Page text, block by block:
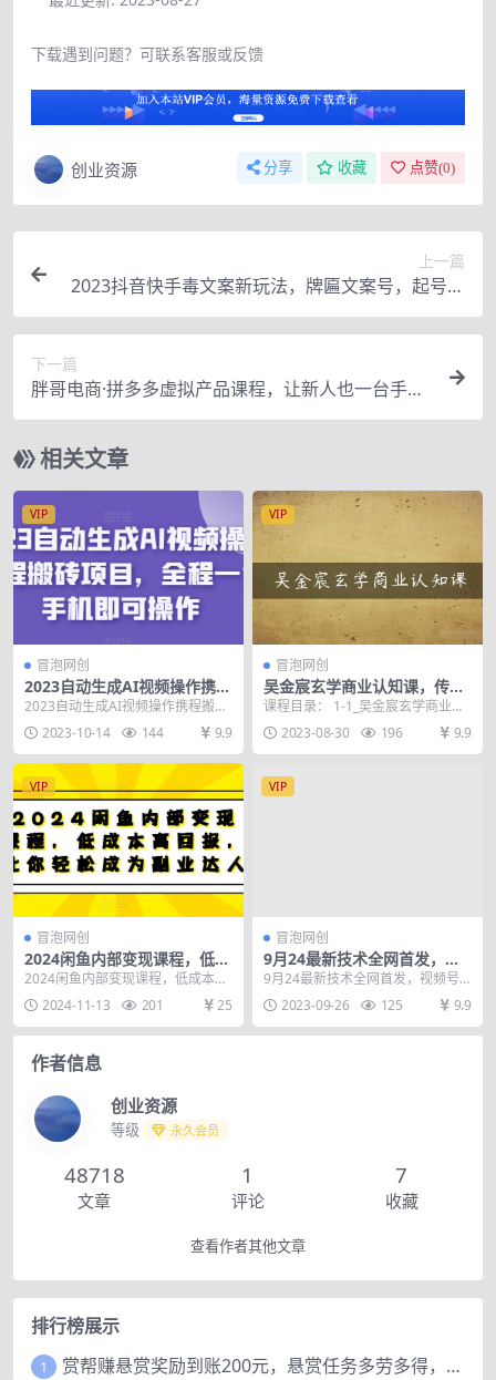
下载遇到问题？可联系客服或反馈
创业资源 分享 收藏 点赞(0)
上一篇
2023抖音快手毒文案新玩法，牌匾文案号，起号快
易变现
下一篇
胖哥电商·拼多多虚拟产品课程，让新人也一台手机
也能做电商
相关文章
VIP
冒泡网创
2023自动生成AI视频操作携程
搬砖项目，全程一台手机即可
操作
2023自动生成AI视频操作携程搬砖
项目，全程一台手机即可操作 这个
项目非常适合...
2023-10-14 144 9.9
VIP
冒泡网创
吴金宸玄学商业认知课，传统
文化商业认知课
课程目录： 1-1_吴金宸玄学商业认
知课课程介绍.mp4 1-2_课程录制与
剪辑...2023-08-30 196 9.9
VIP
冒泡网创
2024闲鱼内部变现课程，低成
本高回报，让你轻松成为副业
2024闲鱼内部变现课程，低成本高
回报，让你轻松成为副业达人 课程
内容： 1-1...
2024-11-13 201 25
VIP
冒泡网创
9月24最新技术全网首发，视
频号连怼，全网收费1888分享
9月24最新技术全网首发，视频号
连怼，全网收费1888分享 最新视频
号连怼技术，...
2023-09-26 125 9.9
作者信息
创业资源
等级 永久会员
48718
文章
1
评论
7
收藏
查看作者其他文章
排行榜展示
1 赏帮赚悬赏奖励到账200元，悬赏任务多劳多得，人人可做。